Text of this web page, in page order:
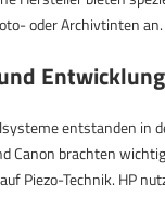
oder Archivtinten an.
Entwicklung
entstanden in
Canon brachten
Piezo-Technik. HP